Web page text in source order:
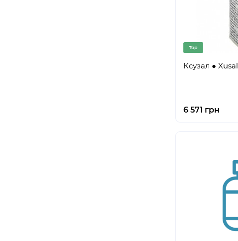
Top
Ксузал ● Xusal
6 571 грн